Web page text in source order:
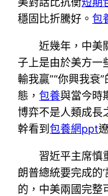
穩固比折騰好。包
近幾年，中美
子上是由於美方一
輸我贏”“你興我衰
態，包養與當今時
博弈不是人類成長
幹看到包養網ppt
習近平主席慎
朗普總統要完成的
的，中美兩國完整